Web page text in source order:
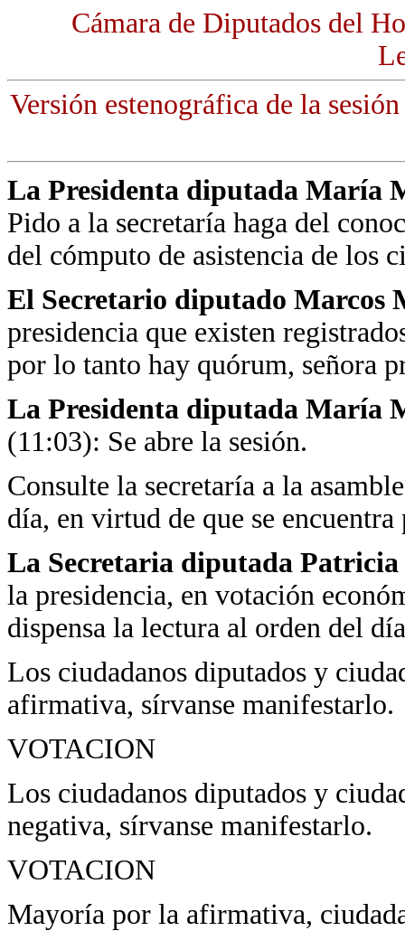
Cámara de Diputados del
Versión estenográfica de la
La Presidenta diputada María
Pido a la secretaría haga del
del cómputo de asistencia de los
El Secretario diputado Marcos
presidencia que existen
por lo tanto hay quórum, señora
La Presidenta diputada María
(11:03): Se abre la sesión.
Consulte la secretaría a la
día, en virtud de que se
La Secretaria diputada
la presidencia, en votación
dispensa la lectura al orden del
Los ciudadanos diputados y
afirmativa, sírvanse manifestarlo.
VOTACION
Los ciudadanos diputados y
negativa, sírvanse manifestarlo.
VOTACION
Mayoría por la afirmativa,